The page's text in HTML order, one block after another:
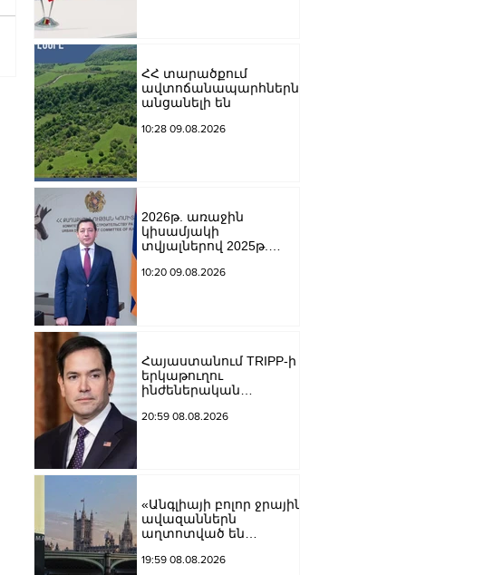
ՀՀ տարածքում
ավտոճանապարհներն
անցանելի են
10:28 09.08.2026
2026թ. առաջին
կիսամյակի
տվյալներով 2025թ.
համեմատ
10:20 09.08.2026
Հայաստանում TRIPP-ի
երկաթուղու
ինժեներական
ն արդեն սկսվել են.
20:59 08.08.2026
«Անգլիայի բոլոր ջրային
ավազաններն
աղտոտված են
նյութերով»․ Լևոն
19:59 08.08.2026